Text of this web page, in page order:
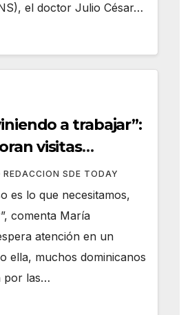
el doctor Julio César…
a trabajar”:
visitas
en hospitales
REDACCION SDE TODAY
es lo que necesitamos,
comenta María
atención en un
ella, muchos dominicanos
por las…